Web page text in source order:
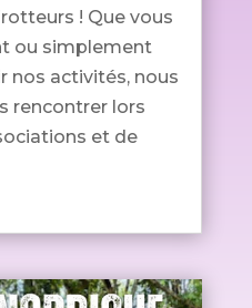
! Que vous
ou simplement
nos activités, nous
rencontrer lors
et de